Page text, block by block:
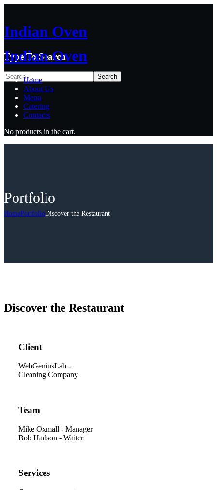
Indian Oven
Type To Search
Indian Oven
Home
About Us
Menu
Catering
Contacts
No products in the cart.
Portfolio
HomePortfolioDiscover the Restaurant
Discover the Restaurant
Client
WebGeniusLab -
Cleaning Company
Team
Mike Oxmall - Manager
Bob Hadson - Waiter
Services